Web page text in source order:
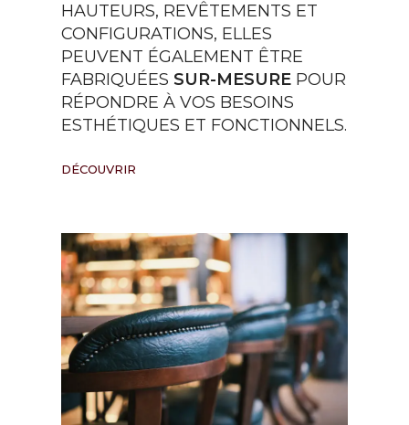
HAUTEURS, REVÊTEMENTS ET
CONFIGURATIONS, ELLES
PEUVENT ÉGALEMENT ÊTRE
FABRIQUÉESSUR-MESURE POUR
RÉPONDRE À VOS BESOINS
ESTHÉTIQUES ET FONCTIONNELS.
DÉCOUVRIR